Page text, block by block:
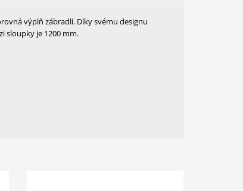
výplň zábradlí. Díky svému designu
sloupky je 1200 mm.